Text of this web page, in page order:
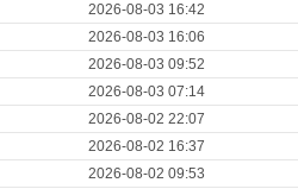
2026-08-03 16:42
2026-08-03 16:06
2026-08-03 09:52
2026-08-03 07:14
2026-08-02 22:07
2026-08-02 16:37
2026-08-02 09:53